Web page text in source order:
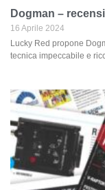
Dogman –
16 Aprile 2024
Lucky Red propone
tecnica impeccabile e